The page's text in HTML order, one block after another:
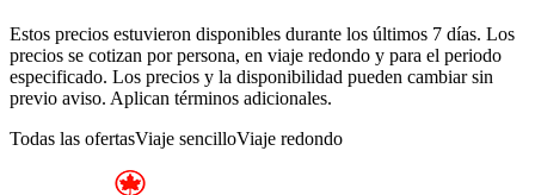
Estos precios estuvieron disponibles durante los últimos 7 días. Los
precios se cotizan por persona, en viaje redondo y para el periodo
especificado. Los precios y la disponibilidad pueden cambiar sin
previo aviso. Aplican términos adicionales.
Todas las ofertasViaje sencilloViaje redondo